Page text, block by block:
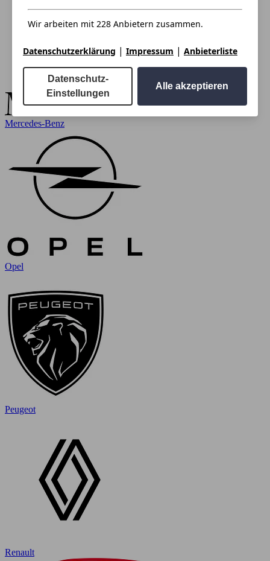
Mercedes-Benz
Opel
Peugeot
Renault
Wir arbeiten mit 228 Anbietern zusammen.
Datenschutzerklärung | Impressum | Anbieterliste
Datenschutz-
Einstellungen
Alle akzeptieren